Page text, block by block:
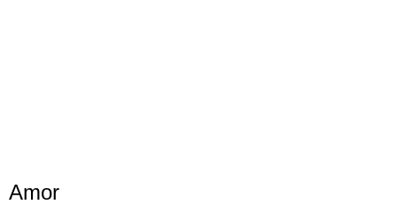
Amor